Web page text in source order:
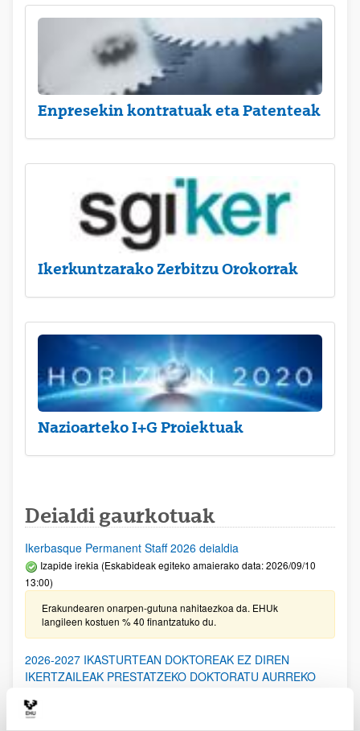
Enpresekin kontratuak eta Patenteak
Ikerkuntzarako Zerbitzu Orokorrak
Nazioarteko I+G Proiektuak
Deialdi gaurkotuak
Ikerbasque Permanent Staff 2026 deialdia
Izapide irekia (Eskabideak egiteko amaierako data: 2026/09/10
13:00)
Erakundearen onarpen-gutuna nahitaezkoa da. EHUk
langileen kostuen % 40 finantzatuko du.
2026-2027 IKASTURTEAN DOKTOREAK EZ DIREN
IKERTZAILEAK PRESTATZEKO DOKTORATU AURREKO
berriztapenak (Eusko Jaurlaritza)
Aurkezteko epea itxita: 2026/06/19 - 2026/07/20